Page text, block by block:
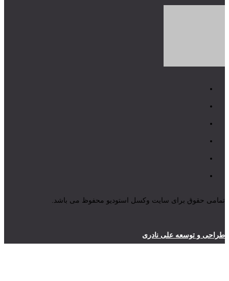
تمامی حقوق برای سایت وکسل استودیو محفوظ می باشد.
طراحی و توسعه علی نادری